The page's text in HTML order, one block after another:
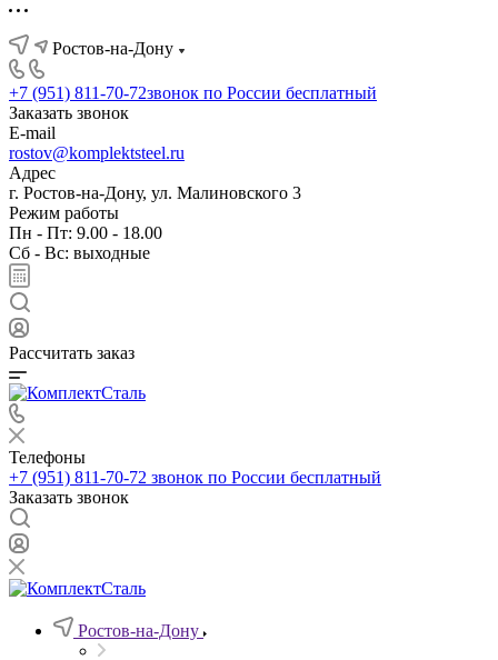
Ростов-на-Дону
+7 (951) 811-70-72звонок по России бесплатный
Заказать звонок
E-mail
rostov@komplektsteel.ru
Адрес
г. Ростов-на-Дону, ул. Малиновского 3
Режим работы
Пн - Пт: 9.00 - 18.00
Сб - Вс: выходные
Рассчитать заказ
Телефоны
+7 (951) 811-70-72 звонок по России бесплатный
Заказать звонок
Ростов-на-Дону